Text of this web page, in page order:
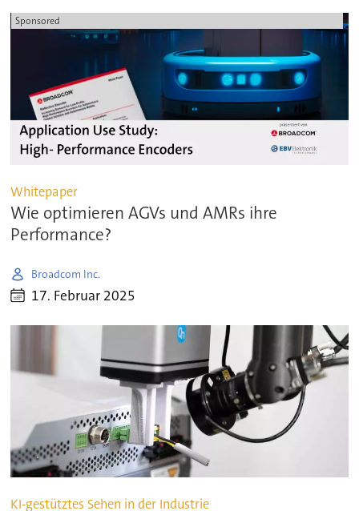
Sponsored
Whitepaper
Wie optimieren AGVs und AMRs ihre
Performance?
Broadcom Inc.
17. Februar 2025
KI-gestütztes Sehen in der Industrie